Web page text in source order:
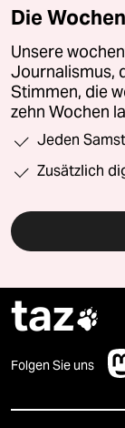
Die
Unsere
Journalismus,
Stimmen, die
zehn Wochen
Jeden
Zusätzlich
taz
Folgen Sie uns